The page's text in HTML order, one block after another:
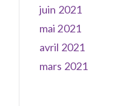
juin 2021
mai 2021
avril 2021
mars 2021